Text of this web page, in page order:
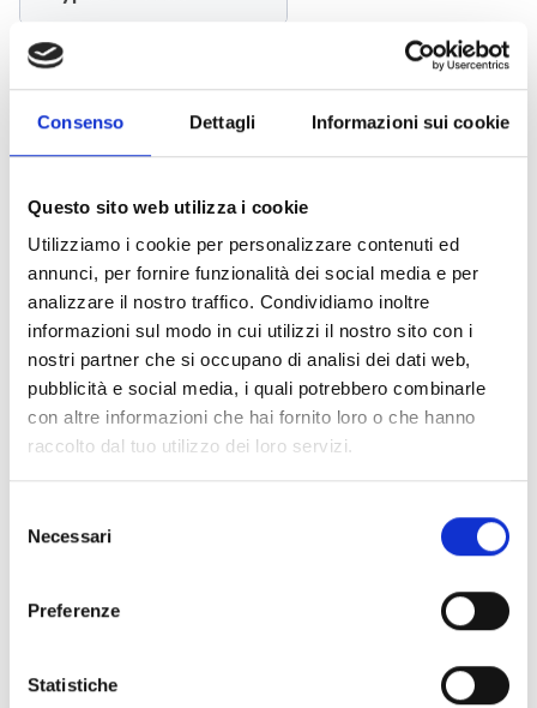
Consenso Dettagli Informazioni sui cookie
Questo sito web utilizza i cookie
Utilizziamo i cookie per personalizzare contenuti ed
annunci, per fornire funzionalità dei social media e per
analizzare il nostro traffico. Condividiamo inoltre
informazioni sul modo in cui utilizzi il nostro sito con i
nostri partner che si occupano di analisi dei dati web,
pubblicità e social media, i quali potrebbero combinarle
con altre informazioni che hai fornito loro o che hanno
raccolto dal tuo utilizzo dei loro servizi.
delNecessari
Preferenze
Statistiche
Accessories EB00 Bases - Materials
Accessories for detector testing - Materials(6)
Documents(6992)
Select All
Please log in before downloading content marked with
the icon lock
All languages
SEARCH